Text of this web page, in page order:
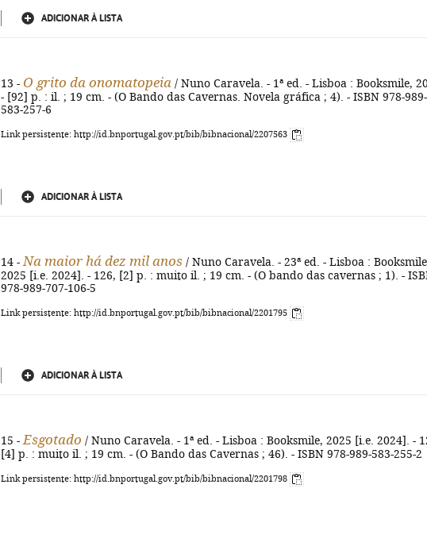
ADICIONAR À LISTA
13 - O grito da onomatopeia / Nuno Caravela. - 1ª ed. - Lisboa : Booksmile,
- [92] p. : il. ; 19 cm. - (O Bando das Cavernas. Novela gráfica ; 4). - ISBN 978-989-
583-257-6
Link persistente: http://id.bnportugal.gov.pt/bib/bibnacional/2207563
ADICIONAR À LISTA
14 - Na maior há dez mil anos / Nuno Caravela. - 23ª ed. - Lisboa :
2025 [i.e. 2024]. - 126, [2] p. : muito il. ; 19 cm. - (O bando das cavernas ; 1). -
978-989-707-106-5
Link persistente: http://id.bnportugal.gov.pt/bib/bibnacional/2201795
ADICIONAR À LISTA
15 - Esgotado / Nuno Caravela. - 1ª ed. - Lisboa : Booksmile, 2025 [i.e. 2024]. -
[4] p. : muito il. ; 19 cm. - (O Bando das Cavernas ; 46). - ISBN 978-989-583-255-2
Link persistente: http://id.bnportugal.gov.pt/bib/bibnacional/2201798